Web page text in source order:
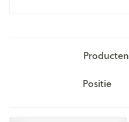
Producten
Sorteer op: